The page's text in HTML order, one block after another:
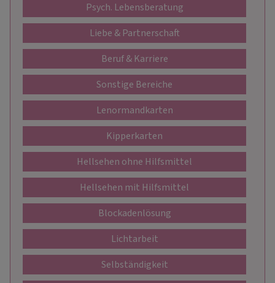
Psych. Lebensberatung
Liebe & Partnerschaft
Beruf & Karriere
Sonstige Bereiche
Lenormandkarten
Kipperkarten
Hellsehen ohne Hilfsmittel
Hellsehen mit Hilfsmittel
Blockadenlösung
Lichtarbeit
Selbständigkeit